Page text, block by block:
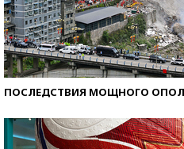
ПОСЛЕДСТВИЯ МОЩНОГО